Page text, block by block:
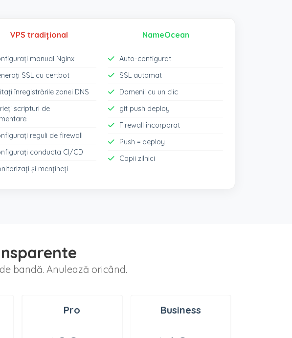
VPS tradițional
manual Nginx
SSL cu certbot
înregistrările zonei DNS
scripturi de
reguli de firewall
conducta CI/CD
și mențineți
NameOcean
Auto-configurat
SSL automat
Domenii cu un clic
git push deploy
Firewall încorporat
Push = deploy
Copii zilnici
bandă. Anulează oricând.
Pro Business